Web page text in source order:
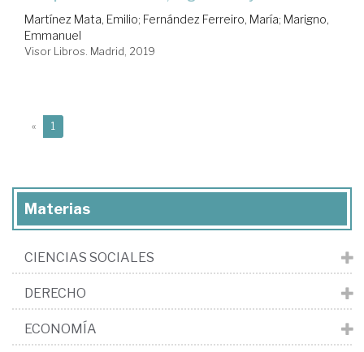
Martínez Mata, Emilio; Fernández Ferreiro, María; Marigno,
Emmanuel
Visor Libros. Madrid, 2019
« 1
Materias
CIENCIAS SOCIALES
DERECHO
ECONOMÍA